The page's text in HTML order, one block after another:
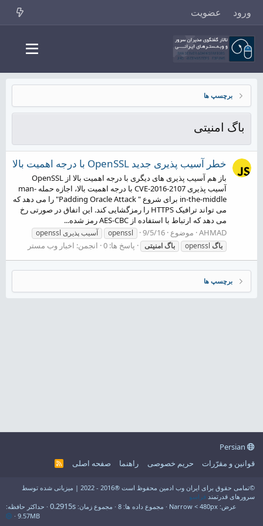
ورود عضویت
برچسپ ها
باگ امنیتی
خطر آسیب پذیری جدید OpenSSL با درجه اهمیت بالا
باز هم آسیب پذیری های دیگری با درجه اهمیت بالا از OpenSSL
آسیب پذیری CVE-2016-2107 با درجه اهمیت بالا، اجازه حمله man-
in-the-middle برای شروع " Padding Oracle Attack" را می دهد که
می تواند ترافیک HTTPS را رمزگشایی کند. این اتفاق در صورتی رخ
می دهد که ارتباط با استفاده از AES-CBC رمز شده...
AHMAD موضوع 9/5/16
openssl
آسیب پذیری openssl
باگ
باگامنیتی پاسخ ها: 0 انجمن: اخبار وب مستر
برچسپ ها
قوانین و مقرّرات
حریم خصوصی راهنما صفحه اصلی
R
©تمامی حقوق برای ایران وب ادمین محفوظ است ®2016 - 2022 | میزبانی شده توسط
سرورهای قدرتمند فراسو
عرض
مجموع داده ها 8 مجموع زمان 0.2915s
حداکثر حافظه
9.57MB